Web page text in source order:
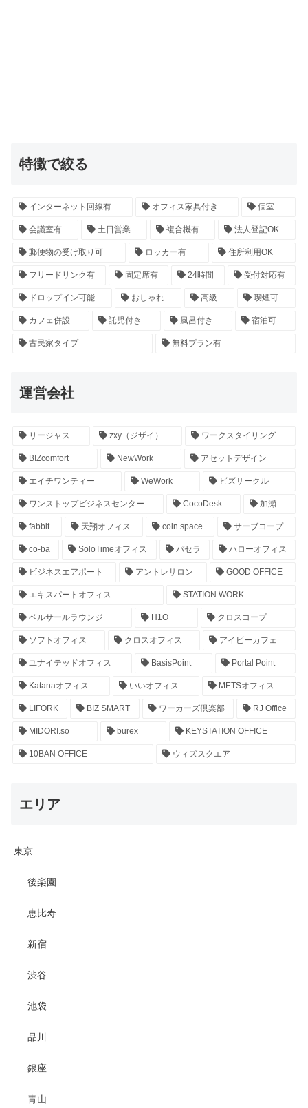
特徴で絞る
インターネット回線有 オフィス家具付き 個室
会議室有 土日営業 複合機有 法人登記OK
郵便物の受け取り可 ロッカー有 住所利用OK
フリードリンク有 固定席有 24時間 受付対応有
ドロップイン可能 おしゃれ 高級 喫煙可
カフェ併設 託児付き 風呂付き 宿泊可
古民家タイプ 無料プラン有
運営会社
リージャス zxy（ジザイ） ワークスタイリング
BIZcomfort NewWork アセットデザイン
エイチワンティー WeWork ビズサークル
ワンストップビジネスセンター CocoDesk 加瀬
fabbit 天翔オフィス coin space サーブコープ
co-ba SoloTimeオフィス パセラ ハローオフィス
ビジネスエアポート アントレサロン GOOD OFFICE
エキスパートオフィス STATION WORK
ベルサールラウンジ H1O クロスコープ
ソフトオフィス クロスオフィス アイビーカフェ
ユナイテッドオフィス BasisPoint Portal Point
Katanaオフィス いいオフィス METSオフィス
LIFORK BIZ SMART ワーカーズ倶楽部 RJ Office
MIDORI.so burex KEYSTATION OFFICE
10BAN OFFICE ウィズスクエア
エリア
東京
後楽園
恵比寿
新宿
渋谷
池袋
品川
銀座
青山